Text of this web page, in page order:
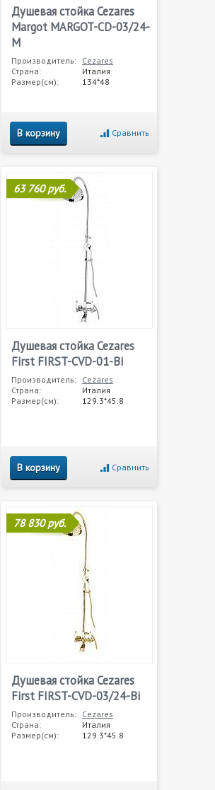
Душевая стойка Cezares
Margot MARGOT-CD-03/24-
M
Производитель: Cezares
Страна:
Италия
Размер(см):
134*48
В корзину Сравнить
63 760 руб.
Душевая стойка Cezares
First FIRST-CVD-01-Bi
Производитель: Cezares
Страна:
Италия
Размер(см):
129.3*45.8
В корзину Сравнить
78 830 руб.
Душевая стойка Cezares
First FIRST-CVD-03/24-Bi
Производитель: Cezares
Страна:
Италия
Размер(см):
129.3*45.8